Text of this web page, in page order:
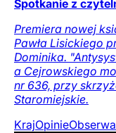
Spotkanie z
Premiera nowej
Pawła Lisickiego
Dominika.
a Cejrowskiego
nr 636, przy
Staromiejskie.
KrajOpinie